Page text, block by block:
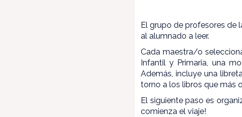
El grupo de profesores de
al alumnado a leer.
Cada maestra/o
Infantil y Primaria, una
Además, incluye una
torno a los libros que más
El siguiente paso es
comienza el viaje!